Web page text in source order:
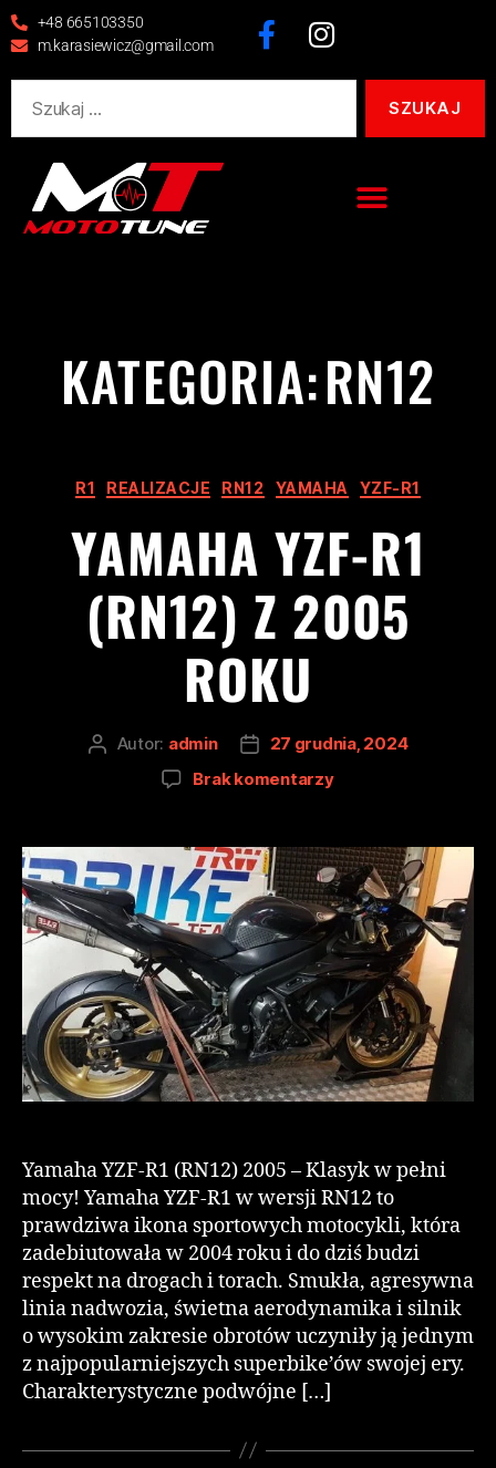
+48 665103350
m.karasiewicz@gmail.com
KATEGORIA:RN12
R1 REALIZACJE RN12 YAMAHA YZF-R1
YAMAHA YZF-R1
(RN12) Z 2005
ROKU
Autor: admin
27 grudnia, 2024
Brak komentarzy
Yamaha YZF-R1 (RN12) 2005 – Klasyk w pełni
mocy! Yamaha YZF-R1 w wersji RN12 to
prawdziwa ikona sportowych motocykli, która
zadebiutowała w 2004 roku i do dziś budzi
respekt na drogach i torach. Smukła, agresywna
linia nadwozia, świetna aerodynamika i silnik
o wysokim zakresie obrotów uczyniły ją jednym
z najpopularniejszych superbike’ów swojej ery.
Charakterystyczne podwójne […]